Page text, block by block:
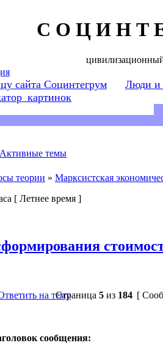
С О Ц И Н Т
сайта Социнтегрум
Люди и
Активные темы
теории » Марксистская
[ Летнее время ]
Страница 5 из 184 [
сообщения: